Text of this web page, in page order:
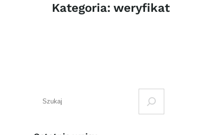
Kategoria: weryfikat
r